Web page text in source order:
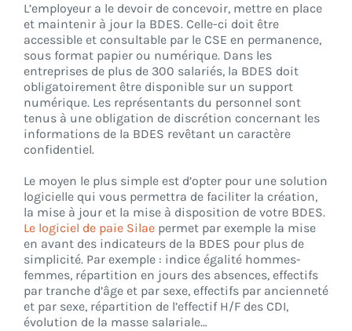
L’employeur a le devoir de concevoir, mettre en place
et maintenir à jour la BDES. Celle-ci doit être
accessible et consultable par le CSE en permanence,
sous format papier ou numérique. Dans les
entreprises de plus de 300 salariés, la BDES doit
obligatoirement être disponible sur un support
numérique. Les représentants du personnel sont
tenus à une obligation de discrétion concernant les
informations de la BDES revêtant un caractère
confidentiel.
Le moyen le plus simple est d’opter pour une solution
logicielle qui vous permettra de faciliter la création,
la mise à jour et la mise à disposition de votre BDES.
Le logiciel de paie Silae permet par exemple la mise
en avant des indicateurs de la BDES pour plus de
simplicité. Par exemple : indice égalité hommes-
femmes, répartition en jours des absences, effectifs
par tranche d’âge et par sexe, effectifs par ancienneté
et par sexe, répartition de l’effectif H/F des CDI,
évolution de la masse salariale…